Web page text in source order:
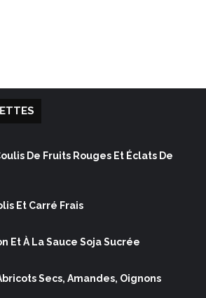
De Fruits Rouges Et Éclats De
Et Carré Frais
Et À La Sauce Soja Sucrée
Secs, Amandes, Oignons